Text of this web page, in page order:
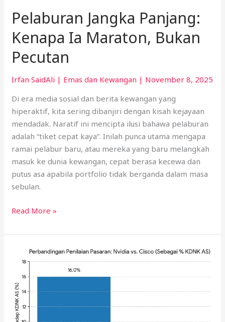
Pelaburan Jangka Panjang:
Kenapa Ia Maraton, Bukan
Pecutan
Irfan SaidAli | Emas dan Kewangan | November 8, 2025
Di era media sosial dan berita kewangan yang
hiperaktif, kita sering dibanjiri dengan kisah kejayaan
mendadak. Naratif ini mencipta ilusi bahawa pelaburan
adalah “tiket cepat kaya”. Inilah punca utama mengapa
ramai pelabur baru, atau mereka yang baru melangkah
masuk ke dunia kewangan, cepat berasa kecewa dan
putus asa apabila portfolio tidak berganda dalam masa
sebulan.
Read More »
Emas
Hadapi
Bubble
AI:
Strategi
dan